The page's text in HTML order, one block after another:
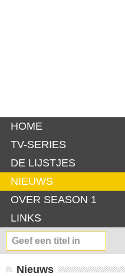
HOME
TV-SERIES
DE LIJSTJES
NIEUWS
OVER SEASON 1
LINKS
Nieuws